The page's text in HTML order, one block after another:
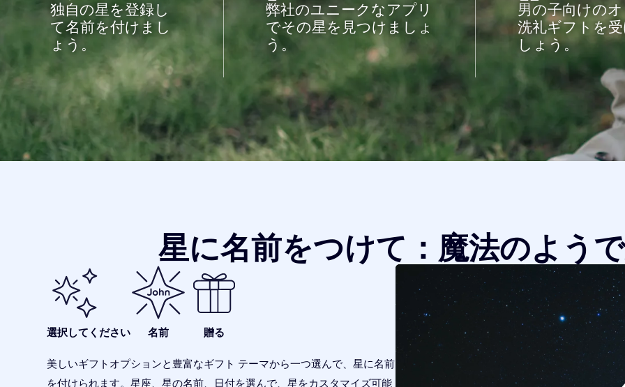
独自の星を登録し
て名前を付けまし
ょう。
弊社のユニークなアプリ
でその星を見つけましょ
う。
男の子向けの
洗礼ギフトを
しょう。
星に名前をつけて：魔法のよう
選択してください 名前 贈る
美しいギフトオプションと豊富なギフト テーマから一つ選んで、星に名前
を付けられます。星座、星の名前、日付を選んで、星をカスタマイズ可能